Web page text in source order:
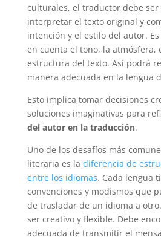
culturales, el traductor debe ser
interpretar el texto original y
intención y el estilo del autor.
en cuenta el tono, la atmósfera,
estructura del texto. Así podrá
manera adecuada en la lengua
Esto implica tomar decisiones
soluciones imaginativas para
del autor en la traducción.
Uno de los desafíos más
literaria es la diferencia de
entre los idiomas. Cada lengua
convenciones y modismos que
de trasladar de un idioma a
ser creativo y flexible. Debe
adecuada de transmitir el